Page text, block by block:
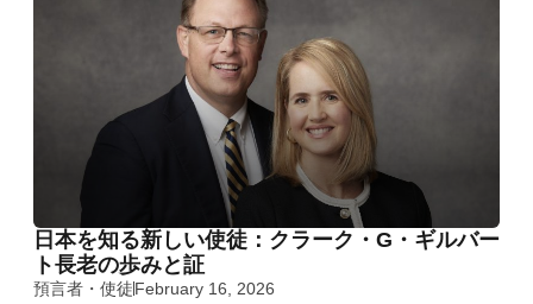
日本を知る新しい使徒：クラーク・G・ギルバー
ト長老の歩みと証
預言者・使徒February 16, 2026